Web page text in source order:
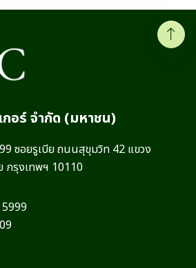
อร์ จำกัด (มหาชน)
ซอยรูเบีย ถนนสุขุมวิท 42 แขวง
กรุงเทพฯ 10110